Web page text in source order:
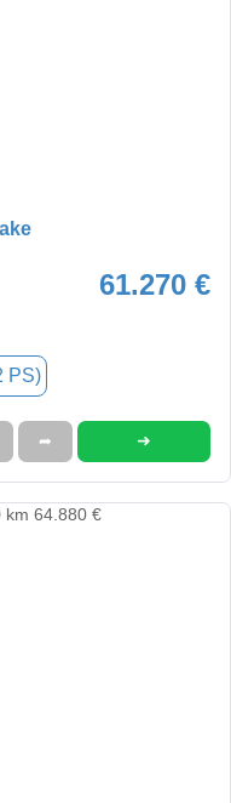
61.270 €
PS)
➦ ➜